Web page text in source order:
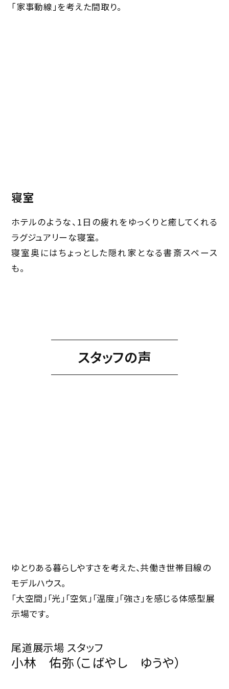
「家事動線」を考えた間取り。
寝室
ホテルのような、1日の疲れをゆっくりと癒してくれる
ラグジュアリーな寝室。
寝室奥にはちょっとした隠れ家となる書斎スペース
も。
スタッフの声
ゆとりある暮らしやすさを考えた、共働き世帯目線の
モデルハウス。
「大空間」「光」「空気」「温度」「強さ」を感じる体感型展
示場です。
尾道展示場 スタッフ
小林 佑弥（こばやし ゆうや）